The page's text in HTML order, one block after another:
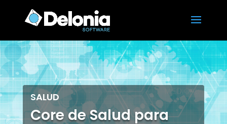
SALUD
Core de Salud para